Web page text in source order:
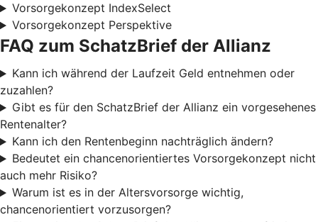
Vorsorgekonzept IndexSelect
Vorsorgekonzept Perspektive
FAQ zum SchatzBrief der Allianz
Kann ich während der Laufzeit Geld entnehmen oder
zuzahlen?
Gibt es für den SchatzBrief der Allianz ein vorgesehenes
Rentenalter?
Kann ich den Rentenbeginn nachträglich ändern?
Bedeutet ein chancenorientiertes Vorsorgekonzept nicht
auch mehr Risiko?
Warum ist es in der Altersvorsorge wichtig,
chancenorientiert vorzusorgen?